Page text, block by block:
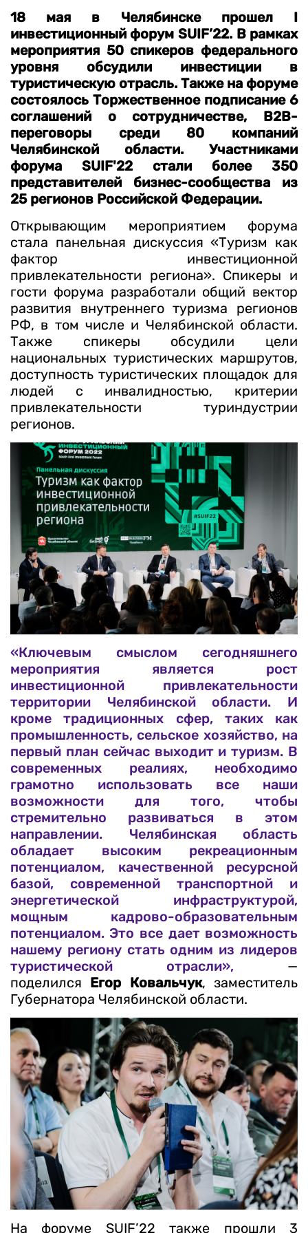
18 мая в Челябинске прошел I
инвестиционный форум SUIF’22. В рамках
мероприятия 50 спикеров федерального
уровня обсудили инвестиции в
туристическую отрасль. Также на форуме
состоялось Торжественное подписание 6
соглашений о сотрудничестве, B2B-
переговоры среди 80 компаний
Челябинской области. Участниками
форума SUIF'22 стали более 350
представителей бизнес-сообщества из
25 регионов Российской Федерации.
Открывающим мероприятием форума
стала панельная дискуссия «Туризм как
фактор инвестиционной
привлекательности региона». Спикеры и
гости форума разработали общий вектор
развития внутреннего туризма регионов
РФ, в том числе и Челябинской области.
Также спикеры обсудили цели
национальных туристических маршрутов,
доступность туристических площадок для
людей с инвалидностью, критерии
привлекательности туриндустрии
регионов.
«Ключевым смыслом сегодняшнего
мероприятия является рост
инвестиционной привлекательности
территории Челябинской области. И
кроме традиционных сфер, таких как
промышленность, сельское хозяйство, на
первый план сейчас выходит и туризм. В
современных реалиях, необходимо
грамотно использовать все наши
возможности для того, чтобы
стремительно развиваться в этом
направлении. Челябинская область
обладает высоким рекреационным
потенциалом, качественной ресурсной
базой, современной транспортной и
энергетической инфраструктурой,
мощным кадрово-образовательным
потенциалом. Это все дает возможность
нашему региону стать одним из лидеров
туристической отрасли», —
поделился Егор Ковальчук, заместитель
Губернатора Челябинской области.
На форуме SUIF’22 также прошли 3